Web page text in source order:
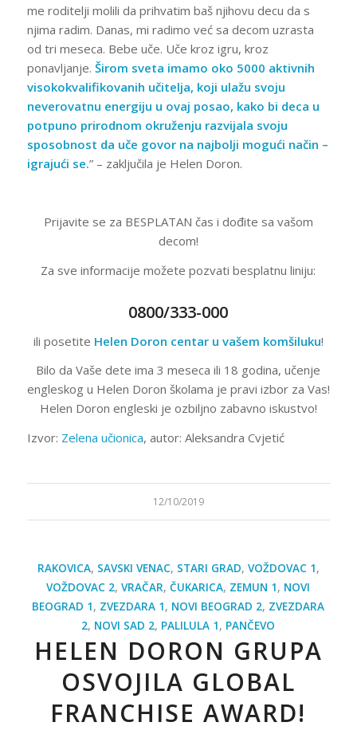
me roditelji molili da prihvatim baš njihovu decu da s
njima radim. Danas, mi radimo već sa decom uzrasta
od tri meseca. Bebe uče. Uče kroz igru, kroz
ponavljanje. Širom sveta imamo oko 5000 aktivnih
visokokvalifikovanih učitelja, koji ulažu svoju
neverovatnu energiju u ovaj posao, kako bi deca u
potpuno prirodnom okruženju razvijala svoju
sposobnost da uče govor na najbolji mogući način –
igrajući se.” – zaključila je Helen Doron.
Prijavite se za BESPLATAN čas i dođite sa vašom
decom!
Za sve informacije možete pozvati besplatnu liniju:
0800/333-000
ili posetite Helen Doron centar u vašem komšiluku!
Bilo da Vaše dete ima 3 meseca ili 18 godina, učenje
engleskog u Helen Doron školama je pravi izbor za Vas!
Helen Doron engleski je ozbiljno zabavno iskustvo!
Izvor: Zelena učionica, autor: Aleksandra Cvjetić
12/10/2019
RAKOVICA, SAVSKI VENAC, STARI GRAD, VOŽDOVAC 1,
VOŽDOVAC 2,VRAČAR,ČUKARICA, ZEMUN 1, NOVI
BEOGRAD 1, ZVEZDARA 1, NOVI BEOGRAD 2, ZVEZDARA
2, NOVI SAD 2, PALILULA 1, PANČEVO
HELEN DORON GRUPA
OSVOJILA GLOBAL
FRANCHISE AWARD!